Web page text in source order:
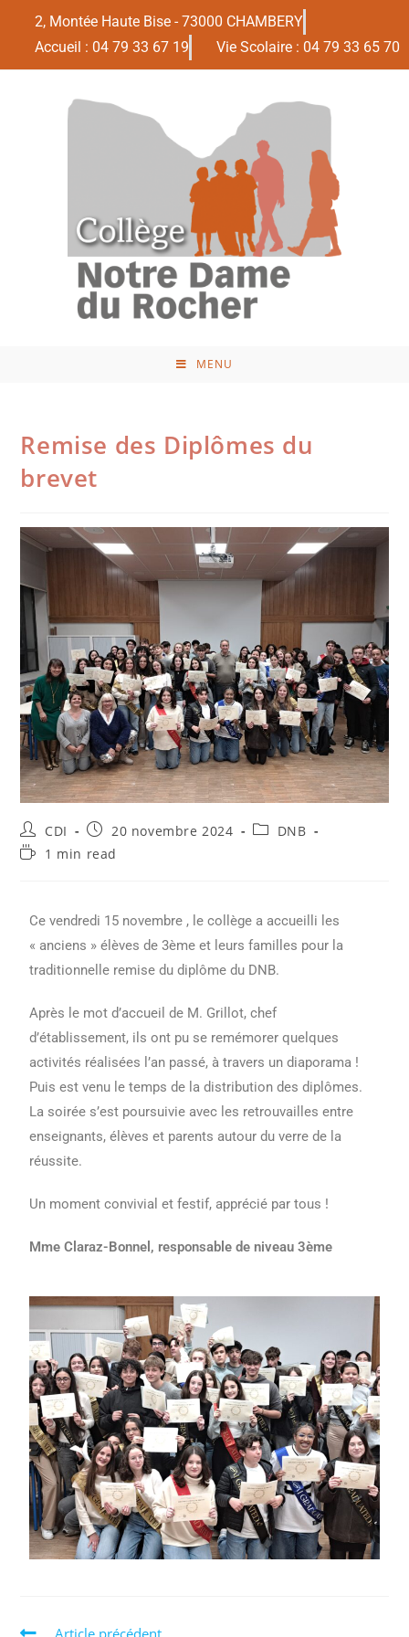
2, Montée Haute Bise - 73000 CHAMBERY
Accueil : 04 79 33 67 19
Vie Scolaire : 04 79 33 65 70
MENU
Remise des Diplômes du
brevet
CDI 20 novembre 2024
DNB
1 min read
Ce vendredi 15 novembre , le collège a accueilli les
« anciens » élèves de 3ème et leurs familles pour la
traditionnelle remise du diplôme du DNB.
Après le mot d’accueil de M. Grillot, chef
d’établissement, ils ont pu se remémorer quelques
activités réalisées l’an passé, à travers un diaporama !
Puis est venu le temps de la distribution des diplômes.
La soirée s’est poursuivie avec les retrouvailles entre
enseignants, élèves et parents autour du verre de la
réussite.
Un moment convivial et festif, apprécié par tous !
Mme Claraz-Bonnel, responsable de niveau 3ème
Article précédent